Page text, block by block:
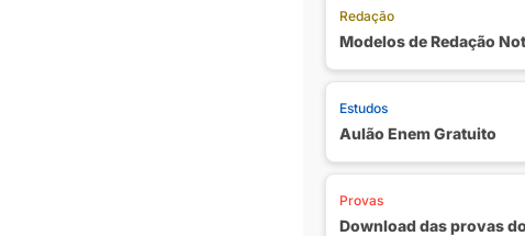
Redação
Modelos de Redação
Estudos
Aulão Enem Gratuito
Provas
Download das provas